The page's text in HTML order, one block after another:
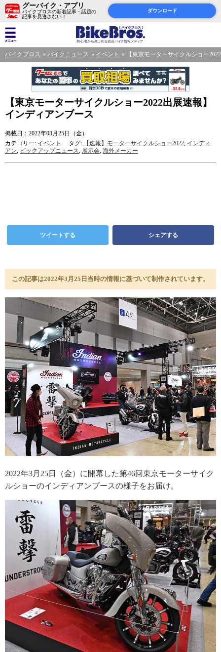
グーバイク・アプリ
バイクブロスの新着記事・話題の
記事を見逃さない！
ダウンロード
バイクブロス バイクニュース イベント 【東京モーターサイクルショー
【東京モーターサイクルショー2022出展速報】
インディアンブース
掲載日：2022年03月25日（金）
カテゴリー: イベント タグ: 【速報】モーターサイクルショー2022, インディ
アン, ピックアップニュース, 展示会, 海外メーカー
ツイートする シェアする
この記事は2022年3月25日当時の情報に基づいて制作されています。
2022年3月25日（金）に開幕した第46回東京モーターサイク
ルショーのインディアンブースの様子をお届け。